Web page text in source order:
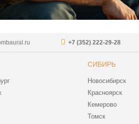
+7 (352) 222-29-28
СИБИРЬ
Новосибирск
Красноярск
Кемерово
Томск